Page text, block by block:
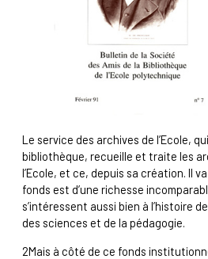
Le service des archives de l’Ecole,
bibliothèque, recueille et traite les
l’Ecole, et ce, depuis sa création. Il
fonds est d’une richesse
s’intéressent aussi bien à l’histoire de
des sciences et de la pédagogie.
2Mais à côté de ce fonds